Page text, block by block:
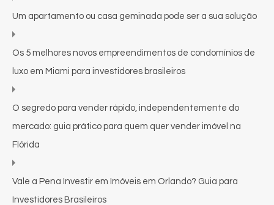
Um apartamento ou casa geminada pode ser a sua solução
Os 5 melhores novos empreendimentos de condomínios de
luxo em Miami para investidores brasileiros
O segredo para vender rápido, independentemente do
mercado: guia prático para quem quer vender imóvel na
Flórida
Vale a Pena Investir em Imóveis em Orlando? Guia para
Investidores Brasileiros